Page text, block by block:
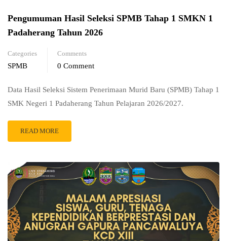
Pengumuman Hasil Seleksi SPMB Tahap 1 SMKN 1
Padaherang Tahun 2026
Categories
SPMB
Comments
0 Comment
Data Hasil Seleksi Sistem Penerimaan Murid Baru (SPMB) Tahap 1
SMK Negeri 1 Padaherang Tahun Pelajaran 2026/2027.
READ MORE